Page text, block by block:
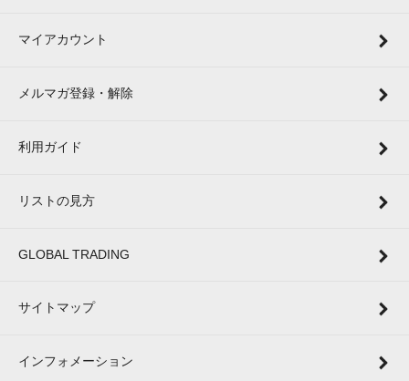
マイアカウント
メルマガ登録・解除
利用ガイド
リストの見方
GLOBAL TRADING
サイトマップ
インフォメーション